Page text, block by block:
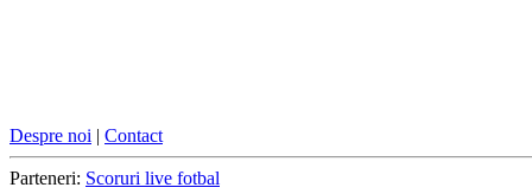
Despre noi | Contact
Parteneri: Scoruri live fotbal